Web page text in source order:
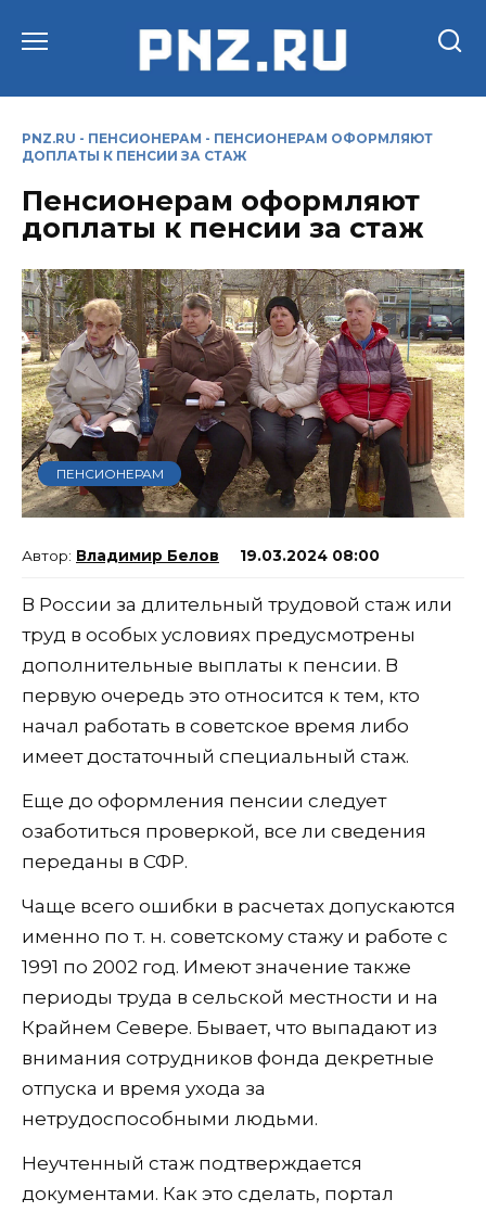
PNZ.RU - ПЕНСИОНЕРАМ - ПЕНСИОНЕРАМ ОФОРМЛЯЮТ
ДОПЛАТЫ К ПЕНСИИ ЗА СТАЖ
Пенсионерам оформляют
доплаты к пенсии за стаж
ПЕНСИОНЕРАМ
Владимир Белов 19.03.2024 08:00
В России за длительный трудовой стаж или
труд в особых условиях предусмотрены
дополнительные выплаты к пенсии. В
первую очередь это относится к тем, кто
начал работать в советское время либо
имеет достаточный специальный стаж.
Еще до оформления пенсии следует
озаботиться проверкой, все ли сведения
переданы в СФР.
Чаще всего ошибки в расчетах допускаются
именно по т. н. советскому стажу и работе с
1991 по 2002 год. Имеют значение также
периоды труда в сельской местности и на
Крайнем Севере. Бывает, что выпадают из
внимания сотрудников фонда декретные
отпуска и время ухода за
нетрудоспособными людьми.
Неучтенный стаж подтверждается
документами. Как это сделать, портал